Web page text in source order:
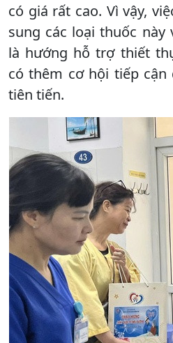
có giá rất cao. Vì vậy,
sung các loại thuốc này
là hướng hỗ trợ thiết
có thêm cơ hội tiếp cận
tiên tiến.